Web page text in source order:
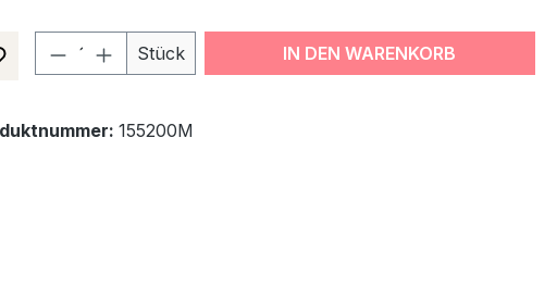
Produkt Anzahl: Gib den gewünschten
Stück IN DEN WARENKORB
155200M